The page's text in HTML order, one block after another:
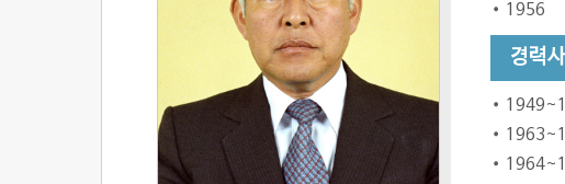
1956
경력